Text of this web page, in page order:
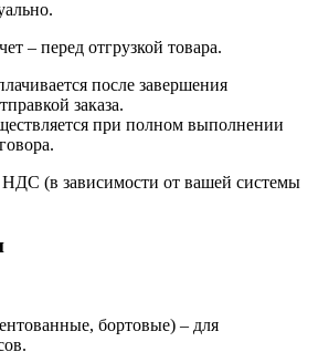
– перед отгрузкой товара.
после завершения
заказа.
при полном выполнении
(в зависимости от вашей системы
бортовые) – для